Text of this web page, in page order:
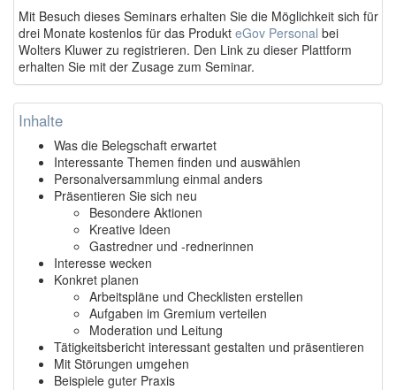
Mit Besuch dieses Seminars erhalten Sie die Möglichkeit sich für
drei Monate kostenlos für das Produkt eGov Personal bei
Wolters Kluwer zu registrieren. Den Link zu dieser Plattform
erhalten Sie mit der Zusage zum Seminar.
Inhalte
Was die Belegschaft erwartet
Interessante Themen finden und auswählen
Personalversammlung einmal anders
Präsentieren Sie sich neu
Besondere Aktionen
Kreative Ideen
Gastredner und -rednerinnen
Interesse wecken
Konkret planen
Arbeitspläne und Checklisten erstellen
Aufgaben im Gremium verteilen
Moderation und Leitung
Tätigkeitsbericht interessant gestalten und präsentieren
Mit Störungen umgehen
Beispiele guter Praxis